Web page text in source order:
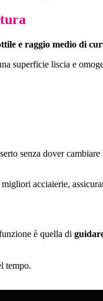
e raggio medio di
superficie liscia e
senza dover cambiare
acciaierie,
è quella di
tempo.